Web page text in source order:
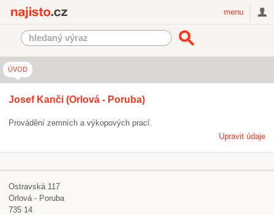
menu
ÚVOD
Josef Kanči (Orlová - Poruba)
Provádění zemních a výkopových prací.
Upravit údaje
Ostravská 117
Orlová - Poruba
735 14